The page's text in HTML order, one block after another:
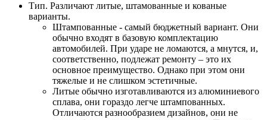
Тип. Различают литые, штамованные и кованые
варианты.
Штампованные - самый бюджетный вариант. Они
обычно входят в базовую комплектацию
автомобилей. При ударе не ломаются, а мнутся, и,
соответственно, подлежат ремонту – это их
основное преимущество. Однако при этом они
тяжелые и не слишком эстетичные.
Литые обычно изготавливаются из алюминиевого
сплава, они гораздо легче штампованных.
Отличаются разнообразием дизайнов, они не